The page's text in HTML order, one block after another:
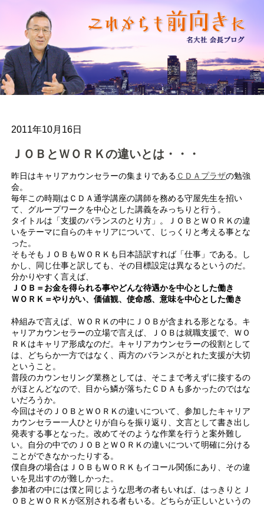
2011年10月16日
ＪＯＢとＷＯＲＫの違いとは・・・
昨日はキャリアカウンセラーの集まりである ＣＤＡプラザの勉強
会。
毎年この時期はＣＤＡ通学講座の講師を務める守屋先生を招い
て、グループワークを中心とした講義をみっちりと行う。
タイトルは「支援のバランスのとり方」。ＪＯＢとＷＯＲＫの違
いをテーマに自らのキャリアについて、じっくりと考える事とな
った。
そもそもＪＯＢもＷＯＲＫも日本語訳すれば「仕事」である。し
かし、同じ仕事と訳しても、その目標設定は異なるというのだ。
分かりやすく言えば、
ＪＯＢ＝お金を得られる事やどんな待遇かを中心とした働き
ＷＯＲＫ＝やりがい、価値観、使命感、意味を中心とした働き
枠組みで言えば、ＷＯＲＫの中にＪＯＢが含まれる形となる。キ
ャリアカウンセラーの立場で言えば、ＪＯＢは就職支援で、ＷＯ
ＲＫはキャリア形成なのだ。キャリアカウンセラーの役割として
は、どちらか一方ではなく、両方のバランスがとれた支援が大切
ということ。
普段のカウンセリング業務としては、そこまで考えずに接するの
がほとんどなので、目から鱗が落ちたＣＤＡも多かったのではな
いだろうか。
今回はそのＪＯＢとＷＯＲＫの違いについて、参加したキャリア
カウンセラー一人ひとりが自らを振り返り、文言として書き出し
発表する事となった。改めてそのような作業を行うと案外難し
い。自分の中でのＪＯＢとＷＯＲＫの違いについて明確に分ける
ことができなかったりする。
僕自身の場合はＪＯＢもＷＯＲＫもイコール関係にあり、その違
いを見出すのが難しかった。
参加者の中には僕と同じような思考の者もいれば、はっきりとＪ
ＯＢとＷＯＲＫが区別される者もいる。どちらが正しいというの